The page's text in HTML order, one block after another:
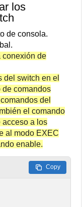
los
de consola.
conexión de
del switch en el
comandos
del
el comando
acceso a los
al modo EXEC
enable.
Copy